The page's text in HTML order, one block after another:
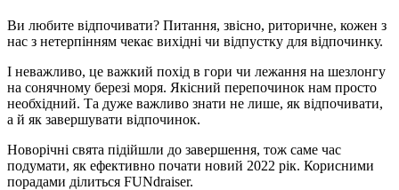
Ви любите відпочивати? Питання, звісно, риторичне, кожен з
нас з нетерпінням чекає вихідні чи відпустку для відпочинку.
І неважливо, це важкий похід в гори чи лежання на шезлонгу
на сонячному березі моря. Якісний перепочинок нам просто
необхідний. Та дуже важливо знати не лише, як відпочивати,
а й як завершувати відпочинок.
Новорічні свята підійшли до завершення, тож саме час
подумати, як ефективно почати новий 2022 рік. Корисними
порадами ділиться FUNdraiser.